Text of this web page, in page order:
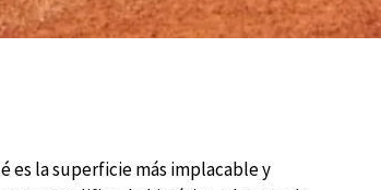
es la superficie más implacable y